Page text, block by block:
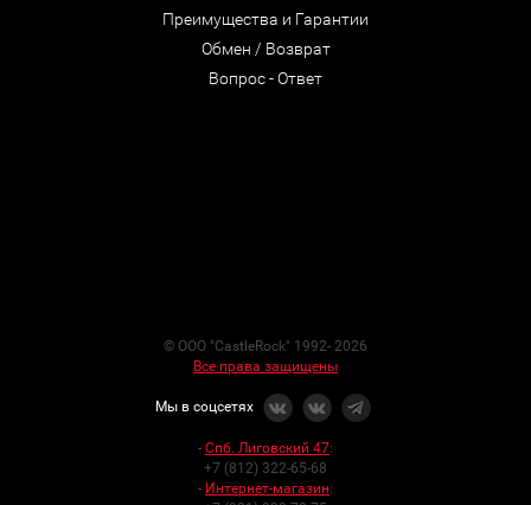
Преимущества и Гарантии
Обмен / Возврат
Вопрос - Ответ
© ООО "CastleRock" 1992- 2026
Все права защищены
Мы в соцсетях
- Спб. Лиговский 47:
+7 (812) 322-65-68
- Интернет-магазин: